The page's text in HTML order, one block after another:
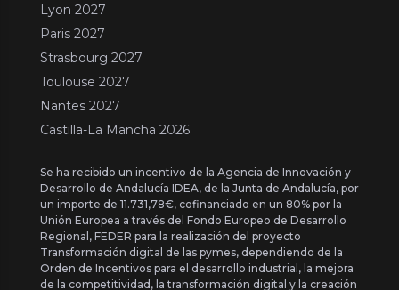
Lyon 2027
Paris 2027
Strasbourg 2027
Toulouse 2027
Nantes 2027
Castilla-La Mancha 2026
Se ha recibido un incentivo de la Agencia de Innovación y
Desarrollo de Andalucía IDEA, de la Junta de Andalucía, por
un importe de 11.731,78€, cofinanciado en un 80% por la
Unión Europea a través del Fondo Europeo de Desarrollo
Regional, FEDER para la realización del proyecto
Transformación digital de las pymes, dependiendo de la
Orden de Incentivos para el desarrollo industrial, la mejora
de la competitividad, la transformación digital y la creación